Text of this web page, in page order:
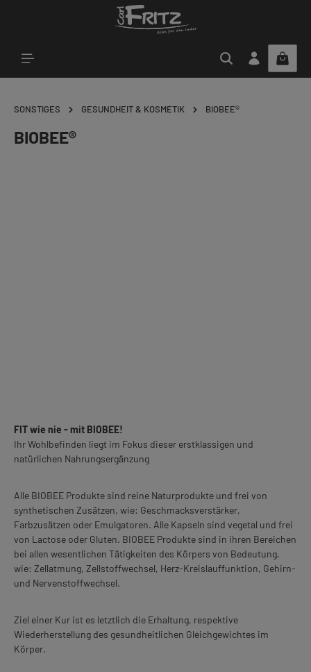
SONSTIGES GESUNDHEIT & KOSMETIK BIOBEE®
BIOBEE®
FIT wie nie - mit BIOBEE!
Ihr Wohlbefinden liegt im Fokus dieser erstklassigen und
natürlichen Nahrungsergänzung
Alle BIOBEE Produkte sind reine Naturprodukte und frei von
synthetischen Zusätzen, wie: Geschmacksverstärker,
Farbzusätzen oder Emulgatoren. Alle Kapseln sind vegetal und frei
von Lactose oder Gluten. BIOBEE Produkte sind in ihren Bereichen
bei allen wesentlichen Tätigkeiten des Körpers von Bedeutung,
wie: Zellatmung, Zellstoffwechsel, Herz-Kreislauffunktion, Gehirn-
und Nervenstoffwechsel.
Ziel einer Kur ist es letztlich die Erhaltung, respektive
Wiederherstellung des gesundheitlichen Gleichgewichtes im
Körper.